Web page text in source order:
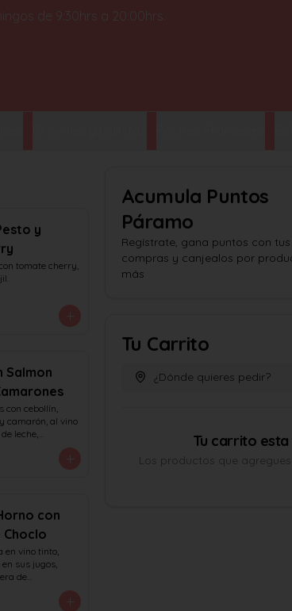
de 9:30hrs a 20:00hrs.
y
tomate cherry,
Salmon
con cebollín,
camarón, al vino
leche,
con
en vino tinto,
sus jugos,
de
Acumula Puntos
Páramo
Regístrate, gana puntos con tus
compras y canjealos por
más
Tu Carrito
¿Dónde quieres pedir?
Tu carrito
Los productos que